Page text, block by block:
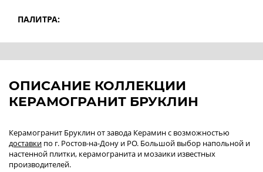
ПАЛИТРА:
ОПИСАНИЕ КОЛЛЕКЦИИ
КЕРАМОГРАНИТ БРУКЛИН
Керамогранит Бруклин от завода Керамин с возможностью
доставки по г. Ростов-на-Дону и РО. Большой выбор напольной и
настенной плитки, керамогранита и мозаики известных
производителей.